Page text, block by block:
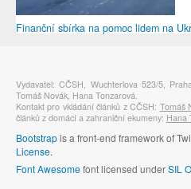
Finanční sbírka na pomoc lidem na
Vydavatel: CČSH, Wuchterlova 523/5,
Tomáš Novák, Hana Tonzarová.
Kontakt pro vkládání článků z CČSH: Tomáš
článků z domácí a zahraniční ekumeny: Hana
Bootstrapis a front-end framework of
License.
Font Awesomefont licensed underSIL